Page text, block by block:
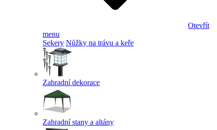
Otevřít
menu
Sekery Nůžky na trávu a keře
Zahradní dekorace
Zahradní stany a altány